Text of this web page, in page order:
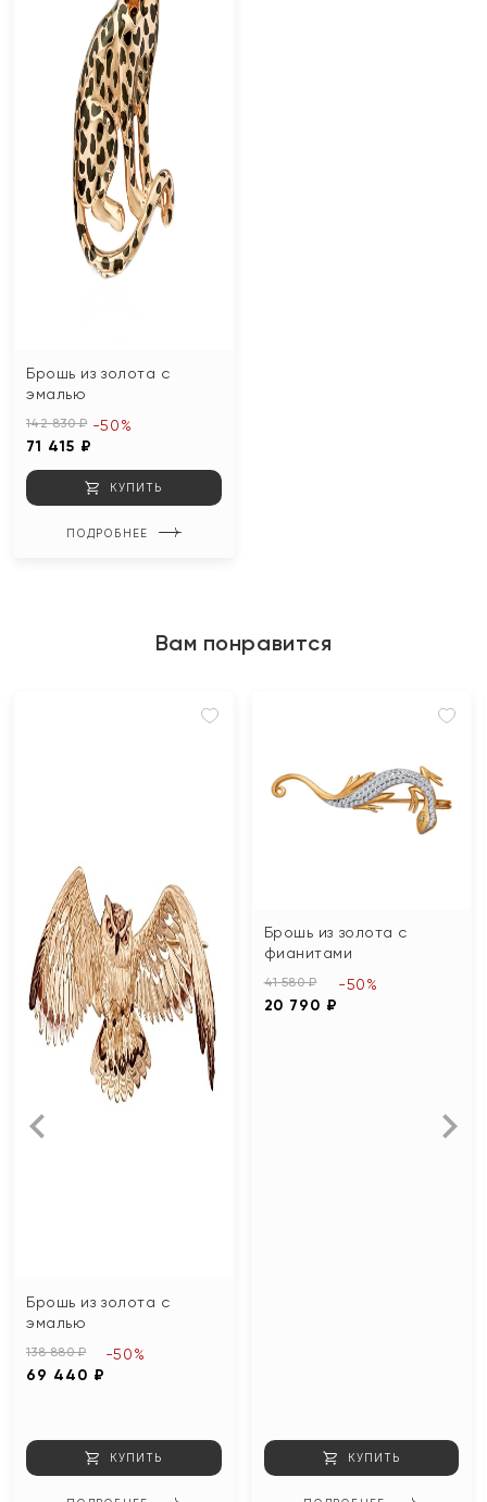
Брошь из золота с
эмалью
142 830 ₽
71 415 ₽
-50%
КУПИТЬ
ПОДРОБНЕЕ
Вам понравится
Брошь из золота с
эмалью
138 880 ₽
69 440 ₽
-50%
КУПИТЬ
Брошь из золота с
фианитами
41 580 ₽
20 790 ₽
-50%
КУПИТЬ